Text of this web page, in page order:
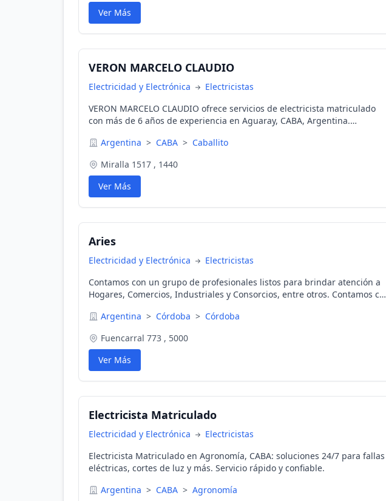
Ver Más
VERON MARCELO CLAUDIO
Electricidad y Electrónica
Electricistas
VERON MARCELO CLAUDIO ofrece servicios de electricista matriculado
con más de 6 años de experiencia en Aguaray, CABA, Argentina.
instalaciones eléctricas y mucho más.
Argentina > CABA > Caballito
Miralla 1517 , 1440
Ver Más
Aries
Electricidad y Electrónica
Electricistas
Contamos con un grupo de profesionales listos para brindar atención a
Hogares, Comercios, Industriales y Consorcios, entre otros. Contamos con
Argentina > Córdoba > Córdoba
Fuencarral 773 , 5000
Ver Más
Electricista Matriculado
Electricidad y Electrónica
Electricistas
Electricista Matriculado en Agronomía, CABA: soluciones 24/7 para fallas
eléctricas, cortes de luz y más. Servicio rápido y confiable.
Argentina > CABA > Agronomía